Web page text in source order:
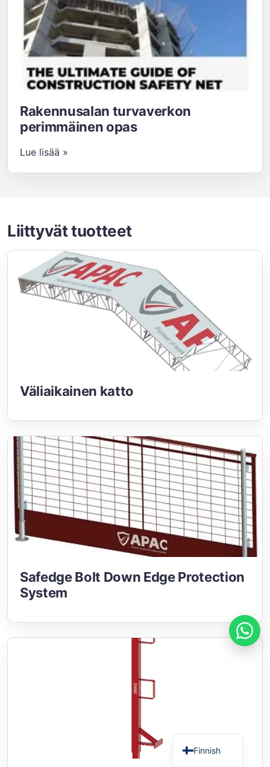
Rakennusalan turvaverkon
perimmäinen opas
Lue lisää »
Liittyvät tuotteet
Väliaikainen katto
Safedge Bolt Down Edge Protection
System
Finnish
Russian